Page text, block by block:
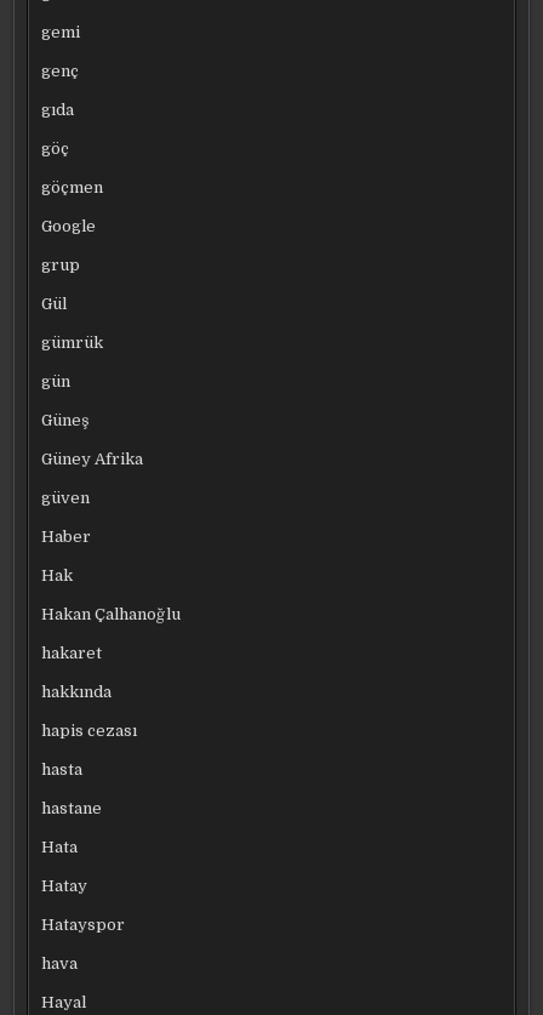
gemi
genç
gıda
göç
göçmen
Google
grup
Gül
gümrük
gün
Güneş
Güney Afrika
güven
Haber
Hak
Hakan Çalhanoğlu
hakaret
hakkında
hapis cezası
hasta
hastane
Hata
Hatay
Hatayspor
hava
Hayal